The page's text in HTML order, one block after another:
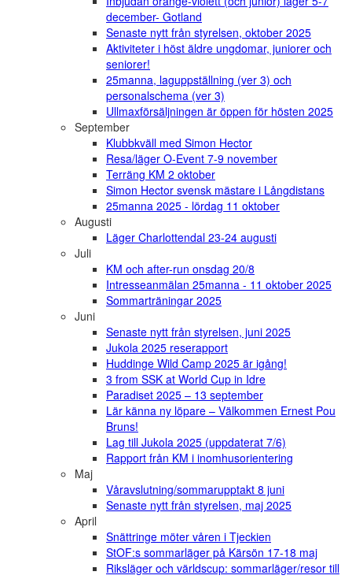
december- Gotland
Senaste nytt från styrelsen, oktober 2025
Aktiviteter i höst äldre ungdomar, juniorer och
seniorer!
25manna, laguppställning (ver 3) och
personalschema (ver 3)
Ullmaxförsäljningen är öppen för hösten 2025
September
Klubbkväll med Simon Hector
Resa/läger O-Event 7-9 november
Terräng KM 2 oktober
Simon Hector svensk mästare i Långdistans
25manna 2025 - lördag 11 oktober
Augusti
Läger Charlottendal 23-24 augusti
Juli
KM och after-run onsdag 20/8
Intresseanmälan 25manna - 11 oktober 2025
Sommarträningar 2025
Juni
Senaste nytt från styrelsen, juni 2025
Jukola 2025 reserapport
Huddinge Wild Camp 2025 är igång!
3 from SSK at World Cup in Idre
Paradiset 2025 – 13 september
Lär känna ny löpare – Välkommen Ernest Pou
Bruns!
Lag till Jukola 2025 (uppdaterat 7/6)
Rapport från KM i inomhusorientering
Maj
Våravslutning/sommarupptakt 8 juni
Senaste nytt från styrelsen, maj 2025
April
Snättringe möter våren i Tjeckien
StOF:s sommarläger på Kärsön 17-18 maj
Riksläger och världscup: sommarläger/resor till